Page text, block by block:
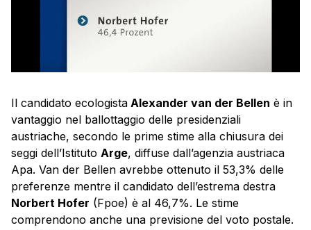
Il candidato ecologista Alexander van der Bellen è in
vantaggio nel ballottaggio delle presidenziali
austriache, secondo le prime stime alla chiusura dei
seggi dell’Istituto Arge, diffuse dall’agenzia austriaca
Apa. Van der Bellen avrebbe ottenuto il 53,3% delle
preferenze mentre il candidato dell’estrema destra
Norbert Hofer (Fpoe) è al 46,7%. Le stime
comprendono anche una previsione del voto postale.